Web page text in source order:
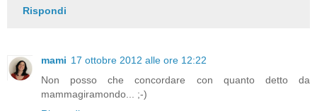
Rispondi
mami 17 ottobre 2012 alle ore 12:22
Non posso che concordare con quanto detto da
mammagiramondo... ;-)